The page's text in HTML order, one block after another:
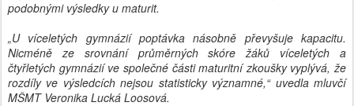
podobnými výsledky u maturit.
„U víceletých gymnázií poptávka násobně převyšuje kapacitu.
Nicméně ze srovnání průměrných skóre žáků víceletých a
čtyřletých gymnázií ve společné části maturitní zkoušky vyplývá, že
rozdíly ve výsledcích nejsou statisticky významné,“ uvedla mluvčí
MŠMT Veronika Lucká Loosová.